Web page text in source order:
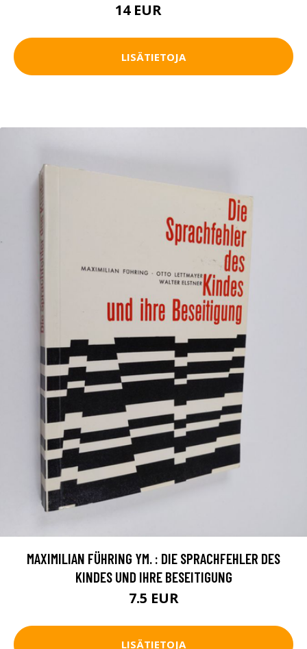
14 EUR
LISÄTIETOJA
MAXIMILIAN FÜHRING YM. : DIE SPRACHFEHLER DES
KINDES UND IHRE BESEITIGUNG
7.5 EUR
LISÄTIETOJA